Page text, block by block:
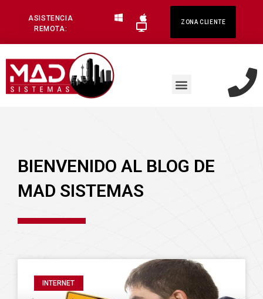
ASISTENCIA
REMOTA:
ZONA CLIENTE
BIENVENIDO AL BLOG DE
MAD SISTEMAS
INTERNET